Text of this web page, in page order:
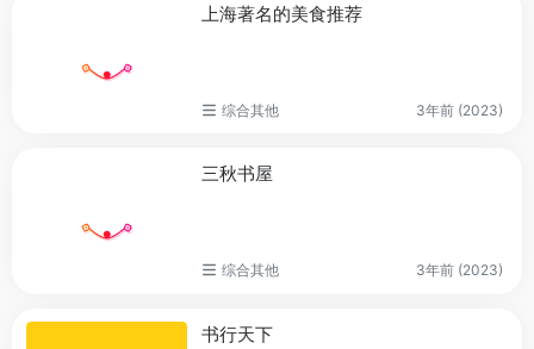
上海著名的美食推荐
综合其他 3年前 (2023)
三秋书屋
综合其他 3年前 (2023)
书行天下